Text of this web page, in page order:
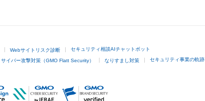
Webサイトリスク診断 セキュリティ相談AIチャットボット
サイバー攻撃対策（GMO Flatt Security） なりすまし対策 セキュリティ事業の軌跡